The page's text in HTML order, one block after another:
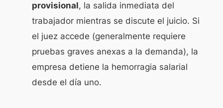
provisional, la salida inmediata del
trabajador mientras se discute el juicio. Si
el juez accede (generalmente requiere
pruebas graves anexas a la demanda), la
empresa detiene la hemorragia salarial
desde el día uno.